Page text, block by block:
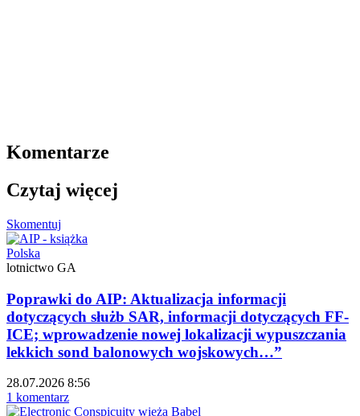
Komentarze
Czytaj więcej
Skomentuj
Polska
lotnictwo GA
Poprawki do AIP: Aktualizacja informacji
dotyczących służb SAR, informacji dotyczących FF-
ICE; wprowadzenie nowej lokalizacji wypuszczania
lekkich sond balonowych wojskowych…”
28.07.2026 8:56
1 komentarz